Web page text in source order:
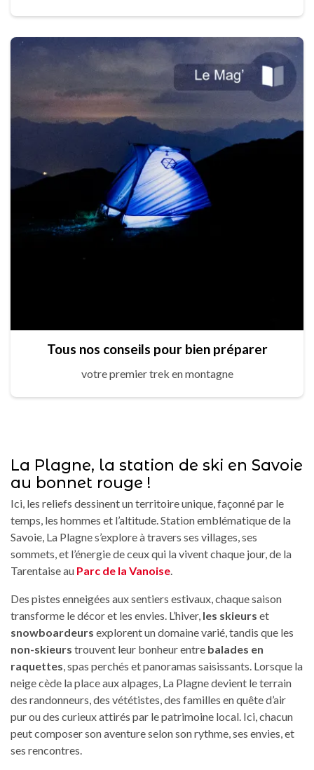
Tous nos conseils pour bien préparer
votre premier trek en montagne
La Plagne, la station de ski en Savoie
au bonnet rouge !
Ici, les reliefs dessinent un territoire unique, façonné par le
temps, les hommes et l’altitude. Station emblématique de la
Savoie, La Plagne s’explore à travers ses villages, ses
sommets, et l’énergie de ceux qui la vivent chaque jour, de la
Tarentaise au Parc de la Vanoise
Des pistes enneigées aux sentiers estivaux, chaque saison
transforme le décor et les envies. L’hiver, les skieurs et
snowboardeurs explorent un domaine varié, tandis que les
non-skieurs trouvent leur bonheur entre balades en
raquettes , spas perchés et panoramas saisissants. Lorsque la
neige cède la place aux alpages, La Plagne devient le terrain
des randonneurs, des vététistes, des familles en quête d’air
pur ou des curieux attirés par le patrimoine local. Ici, chacun
peut composer son aventure selon son rythme, ses envies, et
ses rencontres.